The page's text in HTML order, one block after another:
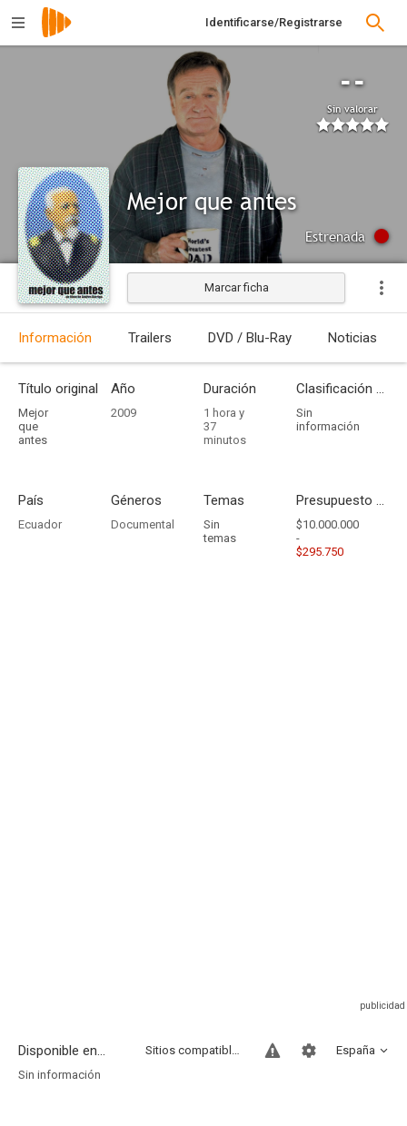
Identificarse/Registrarse
--
Sin valorar
Mejor que antes
Estrenada
Marcar ficha
Información Trailers DVD / Blu-Ray Noticias
Título original
Mejor
que
antes
Año
2009
Duración
1 hora y
37
minutos
Clasificación por edades
Sin
información
País
Ecuador
Géneros
Documental
Temas
Sin
temas
Presupuesto - Ingresos
$10.000.000
-
$295.750
Disponible en... España
Sitios compatibles
Sin información